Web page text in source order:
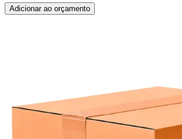
Adicionar ao orçamento